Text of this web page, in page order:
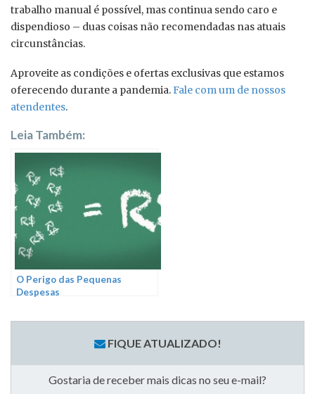
trabalho manual é possível, mas continua sendo caro e
dispendioso – duas coisas não recomendadas nas atuais
circunstâncias.
Aproveite as condições e ofertas exclusivas que estamos
oferecendo durante a pandemia.Fale com um de nossos
atendentes.
Leia Também:
O Perigo das Pequenas
Despesas
FIQUE ATUALIZADO!
Gostaria de receber mais dicas no seu e-mail?